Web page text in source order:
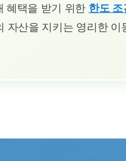
혜택을 받기 위한 한도 조
자산을 지키는 영리한 이